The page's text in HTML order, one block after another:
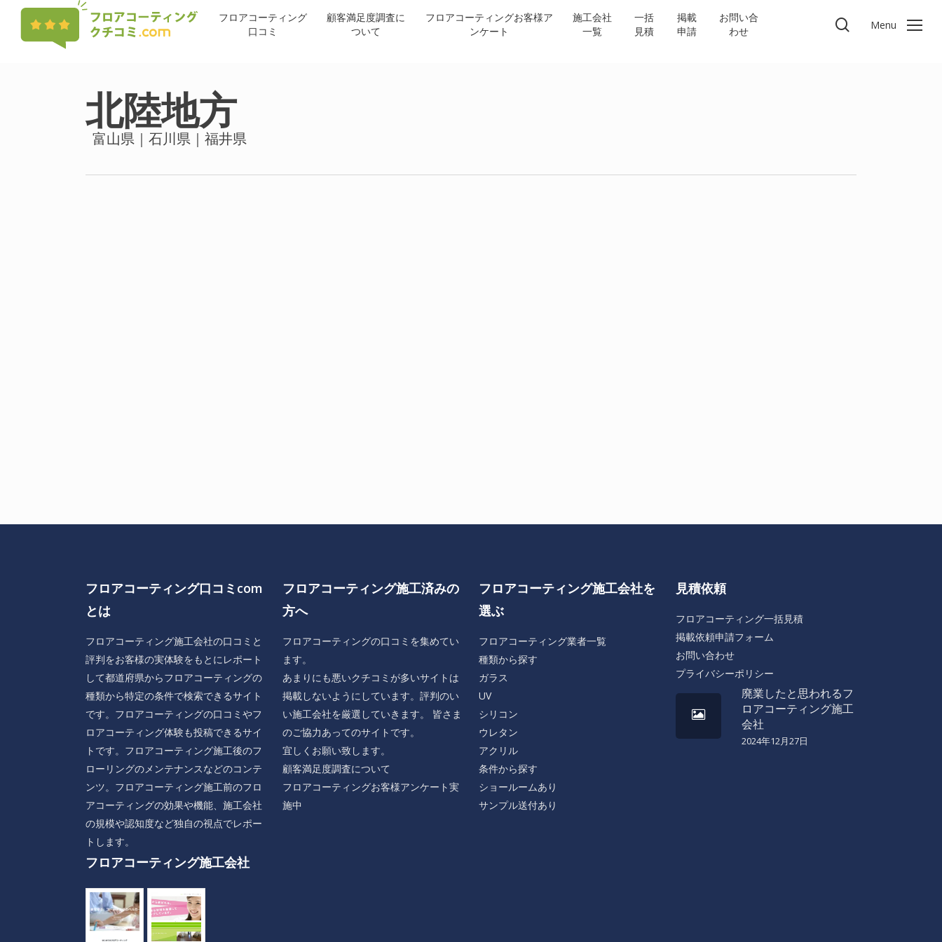
フロアコーティング
口コミ
顧客満足度調査に
ついて
フロアコーティングお客様ア
ンケート
施工会社
一覧
一括
見積
掲載
申請
お問い合
わせ
search
Menu
北陸地方
富山県｜石川県｜福井県
フロアコーティング口コミcom
とは
フロアコーティング施工会社の口コミと
評判をお客様の実体験をもとにレポート
して都道府県からフロアコーティングの
種類から特定の条件で検索できるサイト
です。フロアコーティングの口コミやフ
ロアコーティング体験も投稿できるサイ
トです。フロアコーティング施工後のフ
ローリングのメンテナンスなどのコンテ
ンツ。フロアコーティング施工前のフロ
アコーティングの効果や機能、施工会社
の規模や認知度など独自の視点でレポー
トします。
フロアコーティング施工会社
フロアコーティング施工済みの
方へ
フロアコーティングの口コミを集めてい
ます。
あまりにも悪いクチコミが多いサイトは
掲載しないようにしています。評判のい
い施工会社を厳選していきます。 皆さま
のご協力あってのサイトです。
宜しくお願い致します。
顧客満足度調査について
フロアコーティングお客様アンケート実
施中
フロアコーティング施工会社を
選ぶ
フロアコーティング業者一覧
種類から探す
ガラス
UV
シリコン
ウレタン
アクリル
条件から探す
ショールームあり
サンプル送付あり
見積依頼
フロアコーティング一括見積
掲載依頼申請フォーム
お問い合わせ
プライバシーポリシー
廃業したと思われるフ
ロアコーティング施工
会社
2024年12月27日